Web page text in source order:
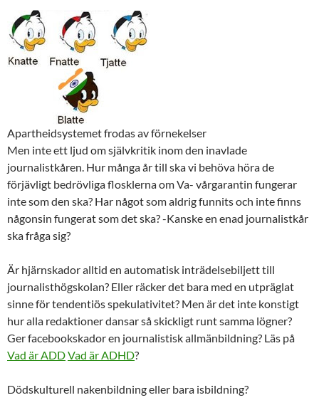
Apartheidsystemet frodas av förnekelser
Men inte ett ljud om självkritik inom den inavlade
journalistkåren. Hur många år till ska vi behöva höra de
förjävligt bedrövliga flosklerna om Va- vårgarantin fungerar
inte som den ska? Har något som aldrig funnits och inte finns
någonsin fungerat som det ska? -Kanske en enad journalistkår
ska fråga sig?
Är hjärnskador alltid en automatisk inträdelsebiljett till
journalisthögskolan? Eller räcker det bara med en utpräglat
sinne för tendentiös spekulativitet? Men är det inte konstigt
hur alla redaktioner dansar så skickligt runt samma lögner?
Ger facebookskador en journalistisk allmänbildning? Läs på
Vad är ADDVad är ADHD?
Dödskulturell nakenbildning eller bara isbildning?